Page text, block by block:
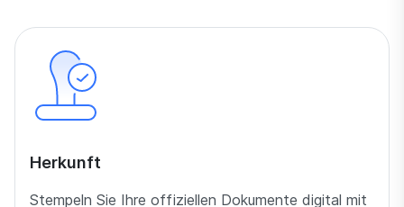
Herkunft
Stempeln Sie Ihre offiziellen Dokumente digital mit